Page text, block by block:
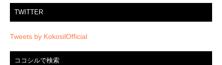
TWITTER
Tweets by KokosilOfficial
ココシルで検索